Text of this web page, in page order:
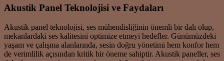
Akustik Panel Teknolojisi ve Faydaları
Akustik panel teknolojisi, ses mühendisliğinin önemli bir dalı olup,
mekanlardaki ses kalitesini optimize etmeyi hedefler. Günümüzdeki
yaşam ve çalışma alanlarında, sesin doğru yönetimi hem konfor hem
de verimlilik açısından kritik bir öneme sahiptir. Akustik paneller, ses